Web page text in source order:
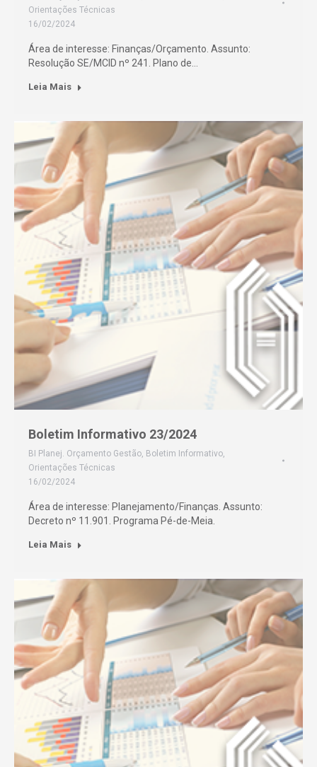
Orientações Técnicas
16/02/2024
Área de interesse: Finanças/Orçamento. Assunto:
Resolução SE/MCID nº 241. Plano de…
Leia Mais
Boletim Informativo 23/2024
BI Planej. Orçamento Gestão, Boletim Informativo,
Orientações Técnicas
16/02/2024
Área de interesse: Planejamento/Finanças. Assunto:
Decreto nº 11.901. Programa Pé-de-Meia.
Leia Mais